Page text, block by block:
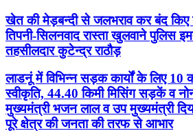
खेत की मेड़बन्दी से जलभराव कर बंद किए
तिपनी-सिलनवाद रास्ता खुलवाने पुलिस
तहसीलदार कुटेन्द्र राठौड़
लाडनूं में विभिन्न सड़क कार्यों के लिए 10
स्वीकृति, 44.40 किमी मिसिंग सड़कें व
मुख्यमंत्री भजन लाल व उप मुख्यमंत्री
पूरे क्षेत्र की जनता की तरफ से आभार